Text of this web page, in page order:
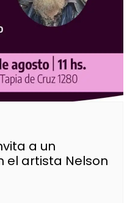
a un
el artista Nelson